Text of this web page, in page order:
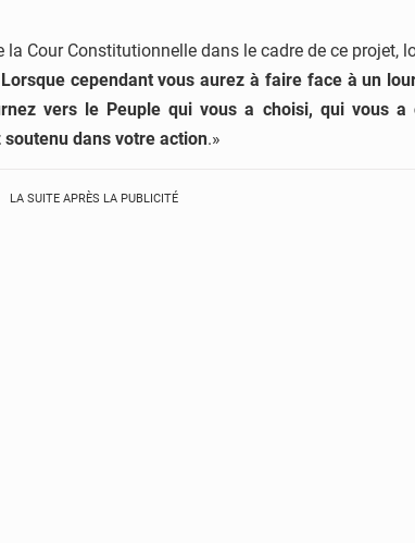
Cour Constitutionnelle dans le cadre de ce projet,
Lorsque cependant vous aurez à faire face à un
vers le Peuple qui vous a choisi, qui vous
dans votre action.»
LA SUITE APRÈS LA PUBLICITÉ